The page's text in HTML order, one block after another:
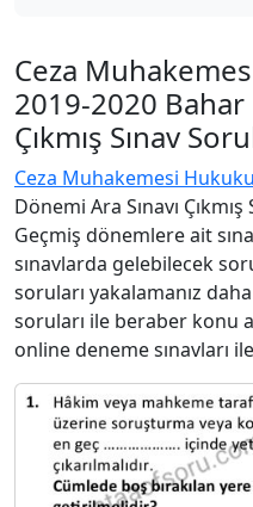
Ceza
2019-2020 Bahar
Çıkmış Sınav
Ceza Muhakemesi
Dönemi Ara Sınavı
Geçmiş dönemlere ait
sınavlarda gelebilecek
soruları yakalamanız daha
soruları ile beraber konu
online deneme sınavları